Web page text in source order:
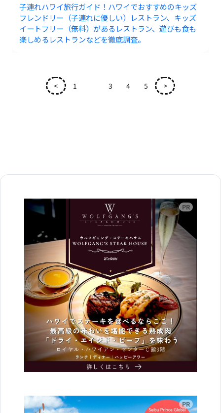
子連れハワイ旅行ガイド！ハワイでおすすめのキッズ
フレンドリー（子連れに優しい）レストラン、キッズ
イートフリー（無料）があるレストラン、遊びも食も
楽しめるレストランなどを徹底調査。
< 1 3 4 5 >
広告
広告